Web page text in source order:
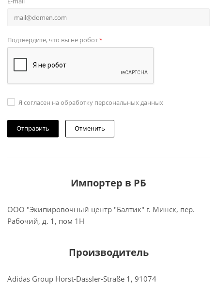
Подтвердите, что вы не робот*
Я согласен на обработку персональных данных
Отменить
Импортер в РБ
ООО "Экипировочный центр "Балтик" г. Минск, пер.
Рабочий, д. 1, пом 1Н
Производитель
Adidas Group Horst-Dassler-Straße 1, 91074